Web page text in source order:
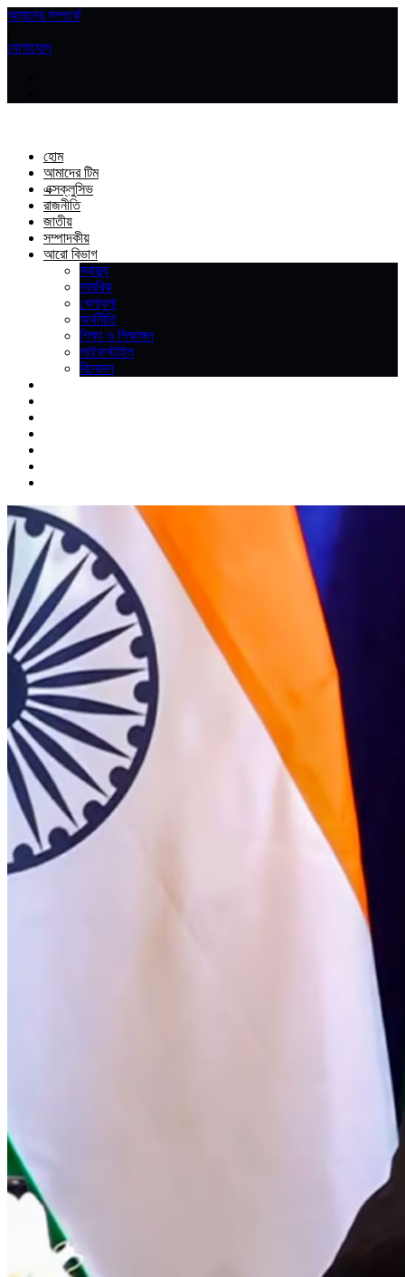
আমাদের সম্পর্কে
যোগাযোগ
হোম
আমাদের টিম
এক্সক্লুসিভ
রাজনীতি
জাতীয়
সম্পাদকীয়
আরো বিভাগ
স্বাস্থ্য
সামরিক
খেলাধুলা
অর্থনীতি
শিক্ষা ও শিক্ষাঙ্গন
লাইফস্টাইল
বিনোদন